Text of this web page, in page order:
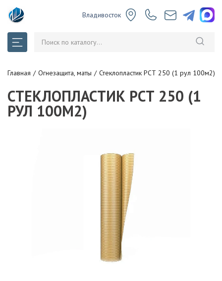
Владивосток
Главная Огнезащита, маты Стеклопластик РСТ 250 (1 рул 100м2)
СТЕКЛОПЛАСТИК РСТ 250 (1
РУЛ 100М2)